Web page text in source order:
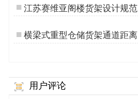
江苏赛维亚阁楼货架设计规范
横梁式重型仓储货架通道距离
用户评论